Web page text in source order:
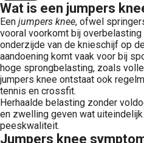
Wat is een jumpers
Een jumpers knee, ofwel
vooral voorkomt bij
onderzijde van de knieschijf op
aandoening komt vaak voor bij
hoge sprongbelasting, zoals
jumpers knee ontstaat ook
tennis en crossfit.
Herhaalde belasting zonder
en zwelling geven wat
peeskwaliteit.
Jumpers knee
van